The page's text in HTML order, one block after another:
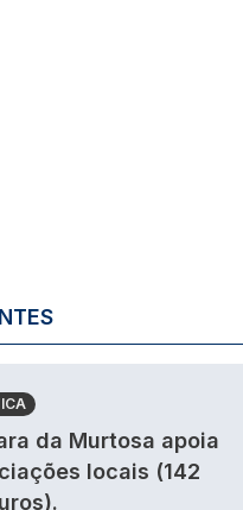
da Murtosa apoia
locais (142